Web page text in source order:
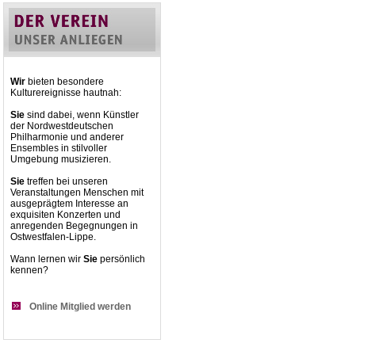
Wir bieten besondere
Kulturereignisse hautnah:
Sie sind dabei, wenn Künstler
der Nordwestdeutschen
Philharmonie und anderer
Ensembles in stilvoller
Umgebung musizieren.
Sie treffen bei unseren
Veranstaltungen Menschen mit
ausgeprägtem Interesse an
exquisiten Konzerten und
anregenden Begegnungen in
Ostwestfalen-Lippe.
Wann lernen wir Sie persönlich
kennen?
Online Mitglied werden